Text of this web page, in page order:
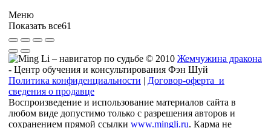
Меню
Показать все61
© 2010 Жемчужина дракона
- Центр обучения и консультирования Фэн Шуй
Политика конфиденциальности | Договор-оферта и
сведения о продавце
Воспроизведение и использование материалов сайта в
любом виде допустимо только с разрешения авторов и
сохранением прямой ссылки www.mingli.ru. Карма не